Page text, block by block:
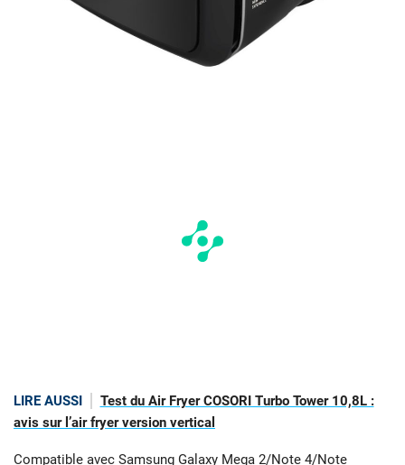
LIRE AUSSI
Test du Air Fryer COSORI Turbo Tower 10,8L :
avis sur l’air fryer version vertical
Compatible avec Samsung Galaxy Mega 2/Note 4/Note